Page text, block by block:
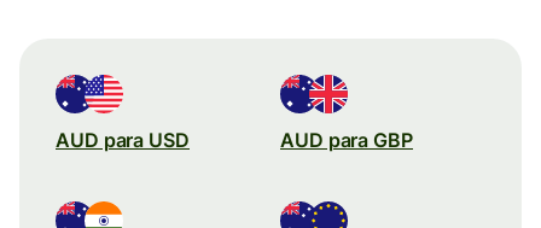
AUD para USD AUD para GBP